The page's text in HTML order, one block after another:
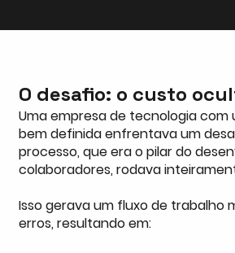
O desafio: o custo
Uma empresa de tecnologia
bem definida enfrentava um
processo, que era o pilar do
colaboradores, rodava
Isso gerava um fluxo de trabalho
erros, resultando em: